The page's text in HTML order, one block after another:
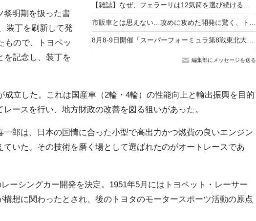
8月8‐9日開催「スーパーフォーミュラ第8戦東北大会」5年ぶりに予選Q3復活…会場はスポーツランドSUGO
編集部にメッセージを送る
黎明期を扱った書
装丁を刷新して発
もので、トヨペッ
を記念し、装丁を
成立した。これは国産車（2輪・4輪）の性能向上と輸出振興を目的
ースを行い、地方財政の改善を図る狙いがあった。
一郎は、日本の国情に合った小型で高出力かつ燃費の良いエンジン
いた。その技術を磨く場として選ばれたのがオートレースであ
ーシングカー開発を決定。1951年5月にはトヨペット・レーサー
想に関わったとされ、後のトヨタのモータースポーツ活動の原点